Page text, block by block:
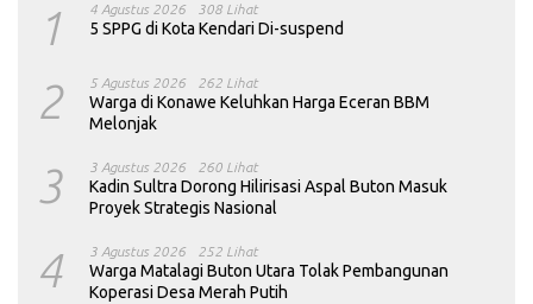
1 4 Agustus 2026 308 Lihat
5 SPPG di Kota Kendari Di-suspend
2 5 Agustus 2026 262 Lihat
Warga di Konawe Keluhkan Harga Eceran BBM
Melonjak
3 3 Agustus 2026 260 Lihat
Kadin Sultra Dorong Hilirisasi Aspal Buton Masuk
Proyek Strategis Nasional
4 3 Agustus 2026 252 Lihat
Warga Matalagi Buton Utara Tolak Pembangunan
Koperasi Desa Merah Putih